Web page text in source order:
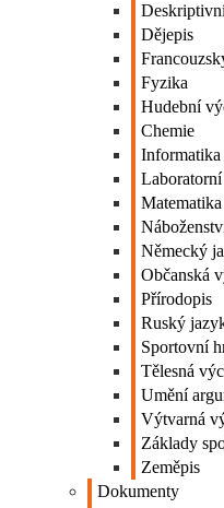
Dějepis
Fyzika
Hudební
Chemie
Informatika
Matematika
Německý
Občanská
Přírodopis
Ruský
Sportovní
Tělesná
Umění
Výtvarná
Základy
Zeměpis
Dokumenty